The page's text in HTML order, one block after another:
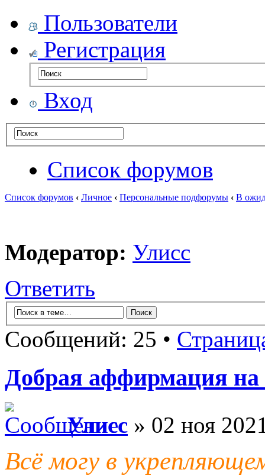
Пользователи
Регистрация
Вход
Список форумов
Список форумов ‹ Личное ‹ Персональные подфорумы ‹ В
Модератор: Улисс
Ответить
Сообщений: 25 •
Добрая аффирмация
Улисс » 02 ноя
Всё могу в